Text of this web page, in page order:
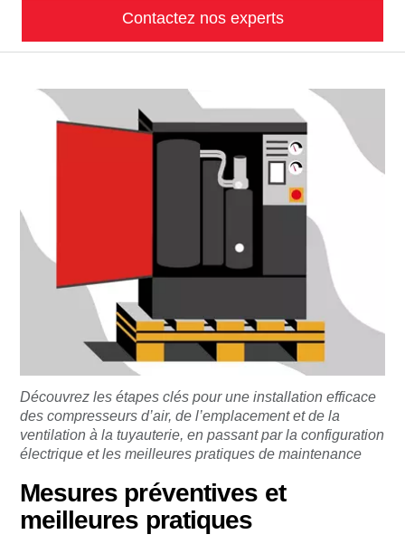
Contactez nos experts
Découvrez les étapes clés pour une installation efficace
des compresseurs d’air, de l’emplacement et de la
ventilation à la tuyauterie, en passant par la configuration
électrique et les meilleures pratiques de maintenance
Mesures préventives et
meilleures pratiques